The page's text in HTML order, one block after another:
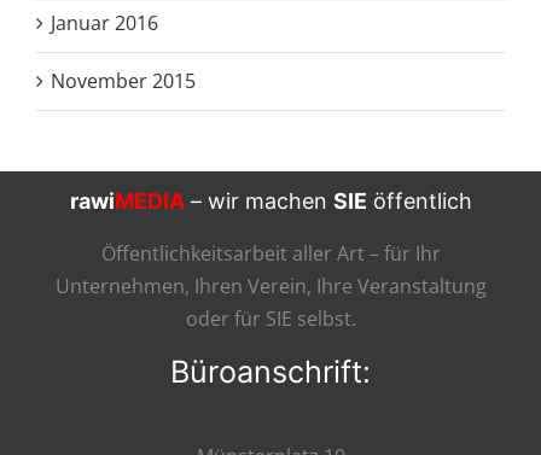
Januar 2016
November 2015
rawiMEDIA– wir machen SIE öffentlich
Öffentlichkeitsarbeit aller Art – für Ihr
Unternehmen, Ihren Verein, Ihre Veranstaltung
oder für SIE selbst.
Büroanschrift: